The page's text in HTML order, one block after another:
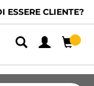
CLIENTE?